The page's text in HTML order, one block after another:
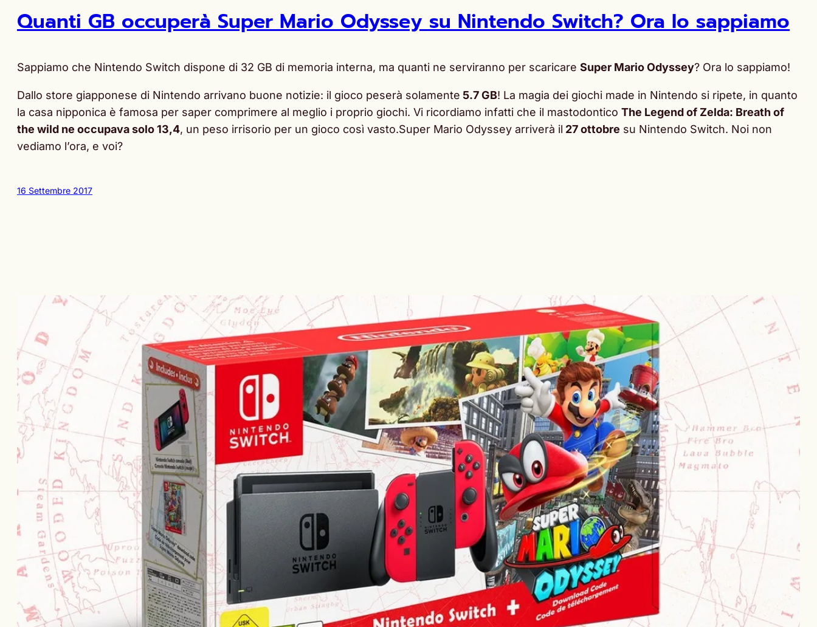
Quanti GB occuperà Super Mario Odyssey su Nintendo Switch? Ora lo sappiamo
Sappiamo che Nintendo Switch dispone di 32 GB di memoria interna, ma quanti ne serviranno per scaricare Super Mario Odyssey? Ora lo sappiamo!
Dallo store giapponese di Nintendo arrivano buone notizie: il gioco peserà solamente 5.7 GB! La magia dei giochi made in Nintendo si ripete, in quanto
la casa nipponica è famosa per saper comprimere al meglio i proprio giochi. Vi ricordiamo infatti che il mastodontico The Legend of Zelda: Breath of
the wild ne occupava solo 13,4, un peso irrisorio per un gioco così vasto.Super Mario Odyssey arriverà il 27 ottobre su Nintendo Switch. Noi non
vediamo l’ora, e voi?
16 Settembre 2017